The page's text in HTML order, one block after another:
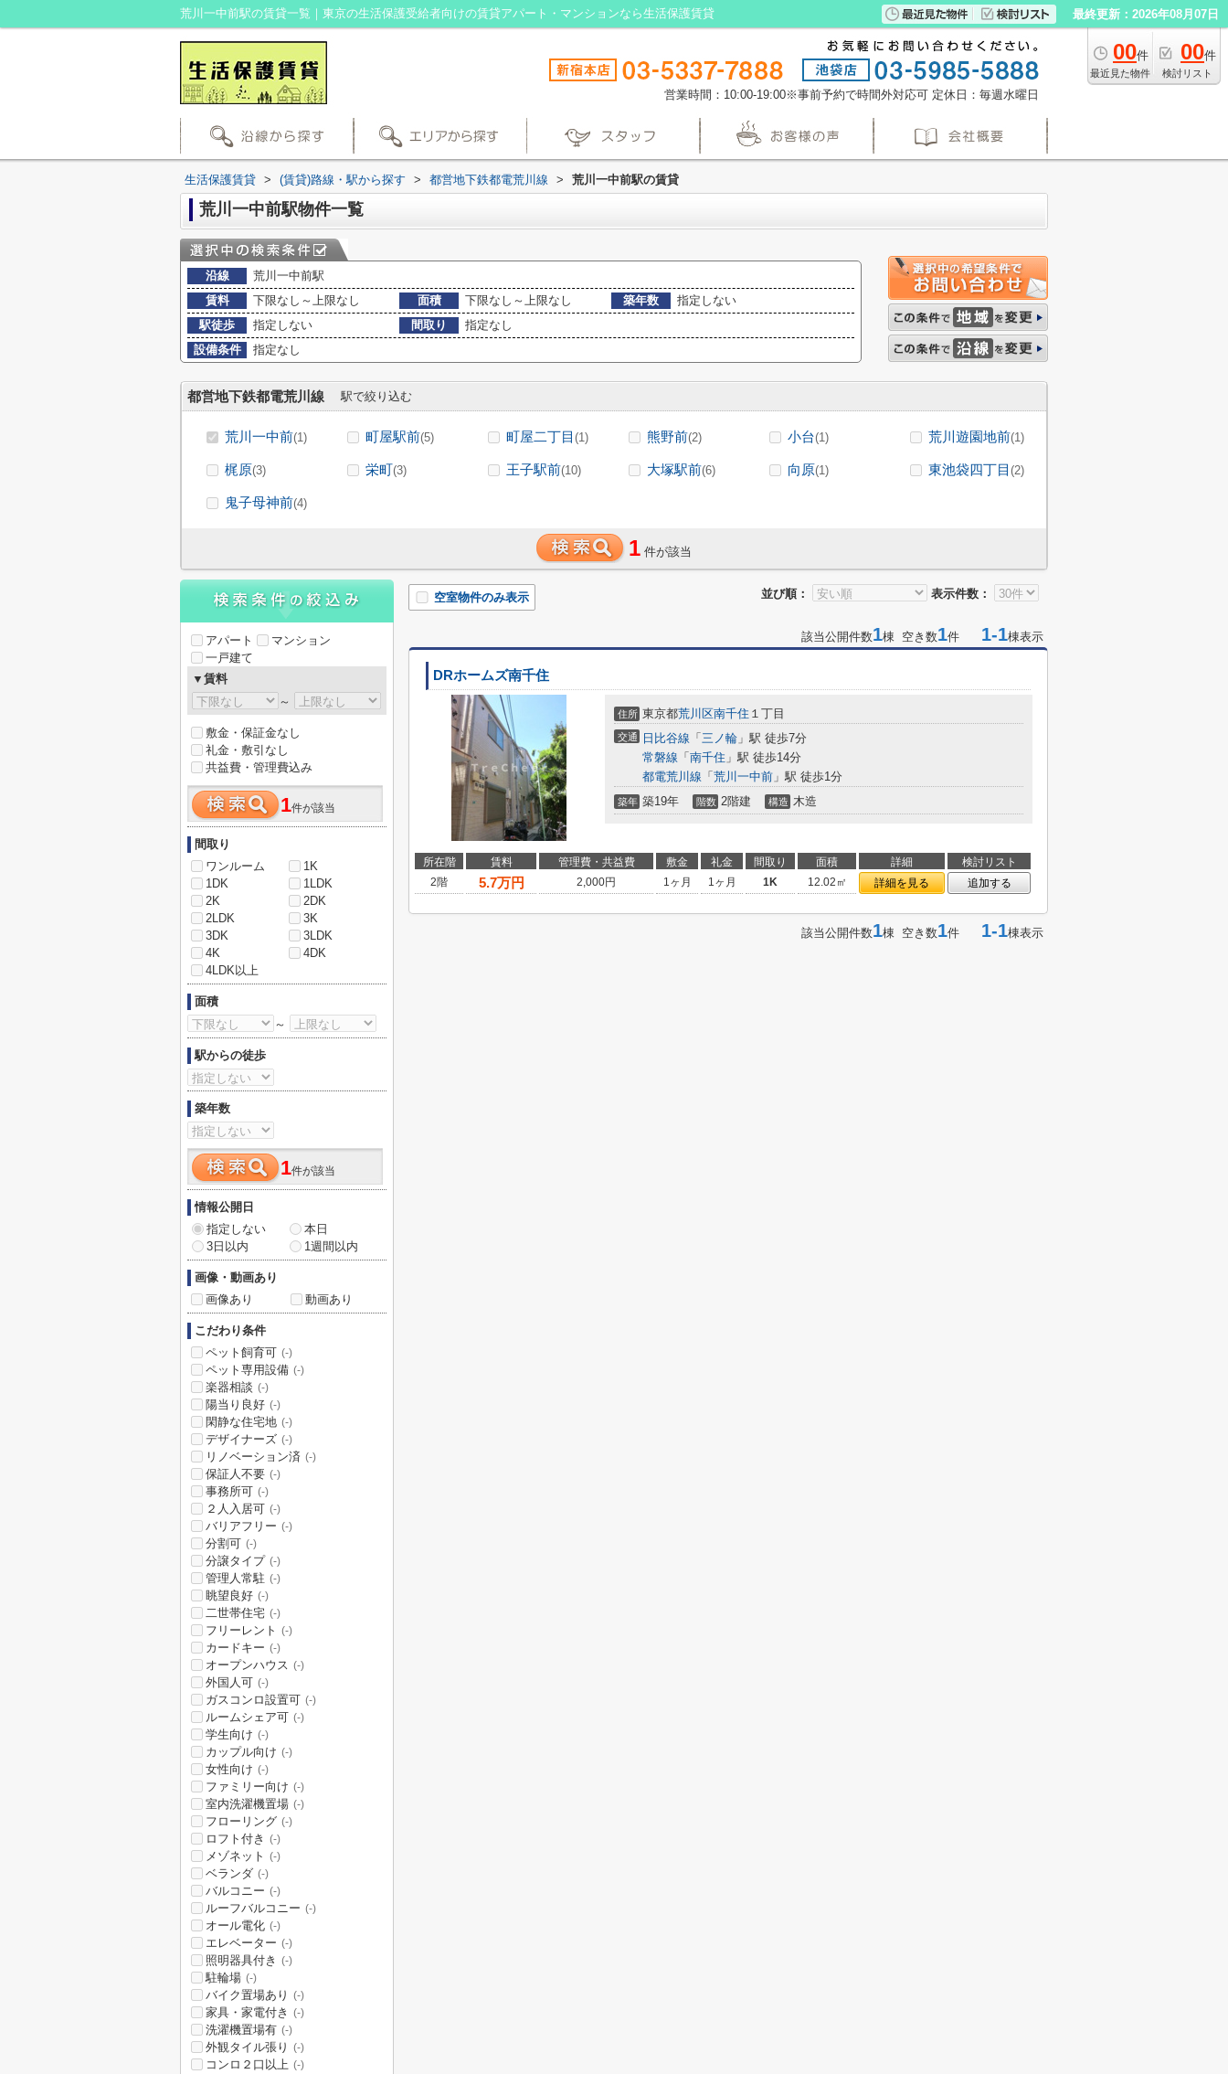
荒川一中前駅の賃貸一覧｜東京の生活保護受給者向けの賃貸アパート・マンションなら生活保護賃貸 最終更新：2026年08月07日
00件
最近見た物件
00件
検討リスト
営業時間：10:00-19:00※事前予約で時間外対応可 定休日：毎週水曜日
生活保護賃貸 > (賃貸)路線・駅から探す > 都営地下鉄都電荒川線 > 荒川一中前駅の賃貸
荒川一中前駅物件一覧
沿線
荒川一中前駅
賃料
下限なし～上限なし 面積 下限なし～上限なし 築年数
指定しない
駅徒歩
指定しない 間取り
指定なし
設備条件
指定なし
都営地下鉄都電荒川線 駅で絞り込む
荒川一中前(1) 町屋駅前(5) 町屋二丁目 (1) 熊野前(2) 小台(1) 荒川遊園地前(1)
梶原(3) 栄町(3) 王子駅前(10) 大塚駅前(6) 向原(1) 東池袋四丁目 (2)
鬼子母神前(4)
1 件が該当
並び順： 表示件数：
空室物件のみ表示
該当公開件数1棟 空き数1件 1-1棟表示
DRホームズ南千住
住所 東京都荒川区南千住 １丁目
交通 日比谷線 「 三ノ輪 」駅 徒歩7分
常磐線 「 南千住 」駅 徒歩14分
都電荒川線 「 荒川一中前 」駅 徒歩1分
築年 築19年 階数 2階建 構造 木造
所在階 賃料 管理費・共益費 敷金 礼金 間取り 面積 詳細
検討リスト
2階
5.7万円 2,000円 1ヶ月 1ヶ月 1K 12.02㎡ 詳細を見る 追加する
該当公開件数1棟 空き数1件 1-1棟表示
アパート
マンション
一戸建て
▼賃料
～
敷金・保証金なし
礼金・敷引なし
共益費・管理費込み
1件が該当
間取り
ワンルーム
1K
1DK
1LDK
2K
2DK
2LDK
3K
3DK
3LDK
4K
4DK
4LDK以上
面積
～
駅からの徒歩
築年数
1件が該当
情報公開日
指定しない
本日
3日以内
1週間以内
画像・動画あり
画像あり
動画あり
こだわり条件
ペット飼育可 (-)
ペット専用設備 (-)
楽器相談 (-)
陽当り良好 (-)
閑静な住宅地 (-)
デザイナーズ (-)
リノベーション済 (-)
保証人不要 (-)
事務所可 (-)
２人入居可 (-)
バリアフリー (-)
分割可 (-)
分譲タイプ (-)
管理人常駐 (-)
眺望良好 (-)
二世帯住宅 (-)
フリーレント (-)
カードキー (-)
オープンハウス (-)
外国人可 (-)
ガスコンロ設置可 (-)
ルームシェア可 (-)
学生向け (-)
カップル向け (-)
女性向け (-)
ファミリー向け (-)
室内洗濯機置場 (-)
フローリング (-)
ロフト付き (-)
メゾネット (-)
ベランダ (-)
バルコニー (-)
ルーフバルコニー (-)
オール電化 (-)
エレベーター (-)
照明器具付き (-)
駐輪場 (-)
バイク置場あり (-)
家具・家電付き (-)
洗濯機置場有 (-)
外観タイル張り (-)
コンロ２口以上 (-)